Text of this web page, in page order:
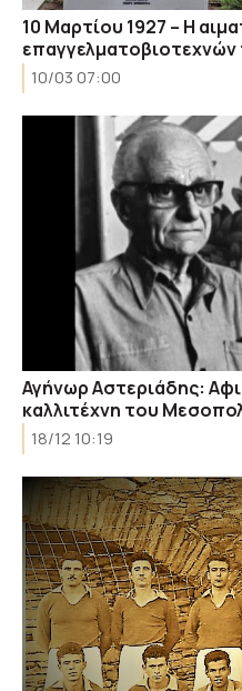
10 Mαρτίου 1927 – Η
10/03 07:00
Αγήνωρ Αστεριάδης:
καλλιτέχνη του
18/12 10:19